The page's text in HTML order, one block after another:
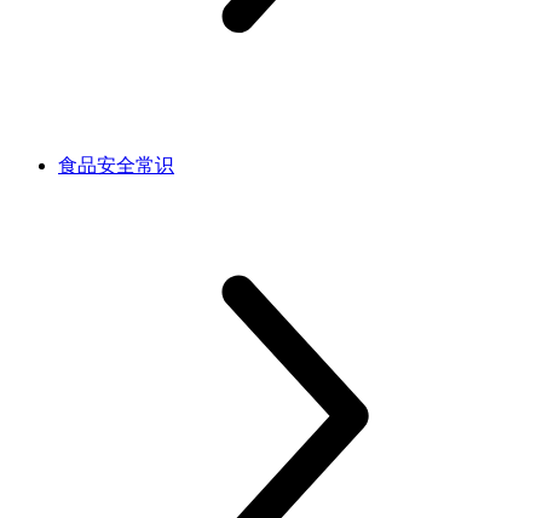
食品安全常识